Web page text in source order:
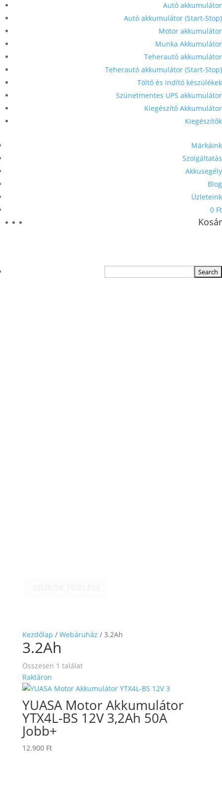
Autó akkumulátor
Autó akkumulátor (Start-Stop)
Motor akkumulátor
Munka Akkumulátor
Teherautó akkumulátor
Teherautó akkumulátor (Start-Stop)
Töltő és indító készülékek
Szünetmentes UPS akkumulátor
Kiegészítő Akkumulátor
Kiegészítők
Márkáink
Szolgáltatás
Akkusegély
Blog
Üzleteink
0 Ft
Kosár
Kezdőlap / Webáruház / 3.2Ah
3.2Ah
Összesen 1 találat
Raktáron
YUASA Motor Akkumulátor
YTX4L-BS 12V 3,2Ah 50A
Jobb+
12.900 Ft